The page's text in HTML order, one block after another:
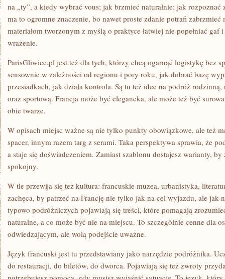
na „ty”, a kiedy wybrać vous; jak brzmieć naturalnie; jak
ma to ogromne znaczenie, bo nawet proste zdanie potrafi
materiałom tworzonym z myślą o praktyce łatwiej nie popełniać gaf
wrażenie.
ParisGliwice.pl jest też dla tych, którzy chcą ogarnąć logistykę bez
sensownie w zależności od regionu i pory roku, jak dobrać bazę
przesiadkach, jak działa kontrola. Są tu też idee na podróż rodzinną,
oraz sportową. Francja może być elegancka, ale może też być
obie twarze.
W opisach miejsc ważne są nie tylko punkty obowiązkowe, ale też
spacer, innym razem targ z serami. Taka perspektywa sprawia, że
a staje się doświadczeniem. Zamiast szablonu dostajesz warianty, by
spokojny.
W tle przewija się też kultura: francuskie muzea, urbanistyka,
zachęca, by patrzeć na Francję nie tylko jak na cel wyjazdu, ale jak
typowo podróżniczych pojawiają się treści, które pomagają
naturalne, a co może być nie na miejscu. To szczególnie cenne dla
odwiedzającym, ale wolą podejście uważne.
Język francuski jest tu przedstawiany jako narzędzie podróżnika.
do restauracji, do biletów, do dworca. Pojawiają się też zwroty